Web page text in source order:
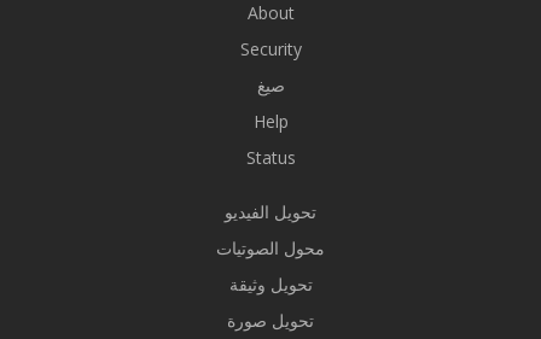
About
Security
صيغ
Help
Status
تحويل الفيديو
محول الصوتيات
تحويل وثيقة
تحويل صورة